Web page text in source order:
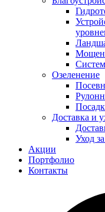
Озеленение
Доставка и
Уход
Акции
Портфолио
Контакты